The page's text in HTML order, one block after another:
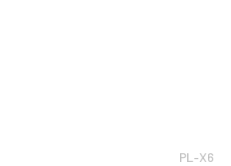
PL-X6